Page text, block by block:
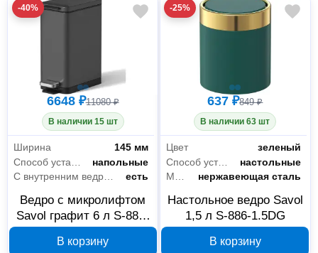
-40%
6648 ₽11080 ₽
В наличии 15 шт
Ширина
145 мм
напольные
С внутренним ведром
есть
Ведро с микролифтом
Savol графит 6 л S-887-
В корзину
-25%
637 ₽849 ₽
В наличии 63 шт
Цвет
зеленый
Способ установки
настольные
Материал
нержавеющая сталь
Настольное ведро Savol
1,5 л S-886-1.5DG
В корзину